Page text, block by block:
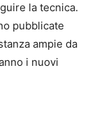
la tecnica.
pubblicate
ampie da
i nuovi